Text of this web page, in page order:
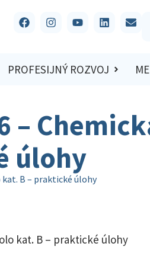
PROFESIJNÝ ROZVOJ
–
úlohy
B – praktické úlohy
kat. B – praktické úlohy